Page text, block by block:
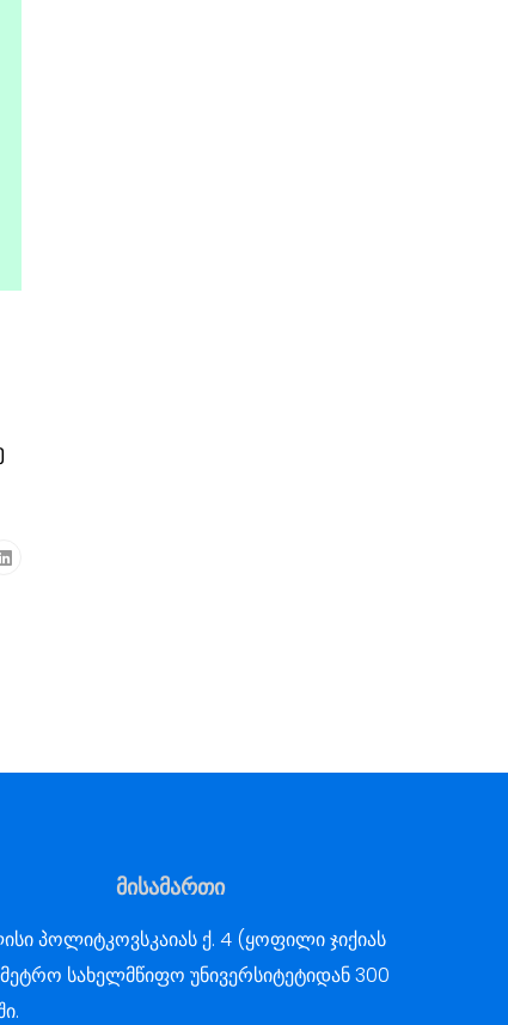
მისამართი
პოლიტკოვსკაიას ქ. 4 (ყოფილი ჯიქიას
მეტრო სახელმწიფო უნივერსიტეტიდან 300